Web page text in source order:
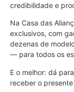
credibilidade e
Na Casa das
exclusivos, com
dezenas de
— para todos os
E o melhor: dá
receber o